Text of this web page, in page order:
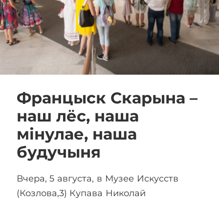
Францыск Скарына –
наш лёс, наша
мінулае, наша
будучыня
Вчера, 5 августа, в Музее Искусств
(Козлова,3) Купава Николай